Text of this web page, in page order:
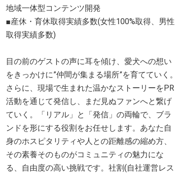
地域一体型コンテンツ開発
■産休・育休取得実績多数(女性100%取得、男性
取得実績多数)
目の前のゲストの声に耳を傾け、愛犬への想い
をきっかけに”仲間が集まる場所”を育てていく。
さらに、現場で生まれた温かなストーリーをPR
活動を通じて発信し、まだ見ぬファンへと繋げ
ていく。「リアル」と「発信」の両輪で、ブラ
ンドを形にする役割をお任せします。あなた自
身のホスピタリティや人との距離感の縮め方、
その素養そのものがコミュニティの魅力にな
る、自由度の高い挑戦です。社割(自社運営レス